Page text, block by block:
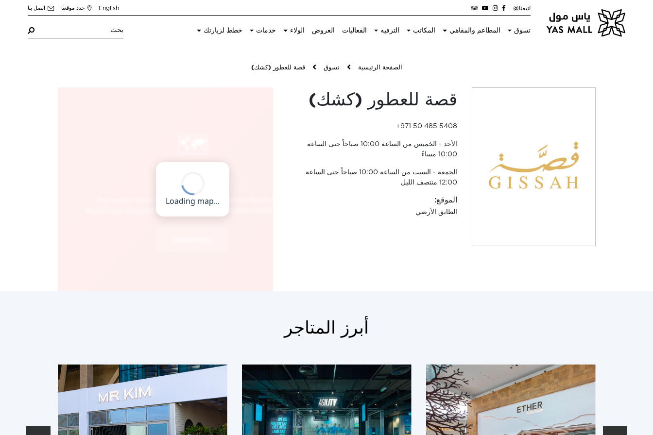
اتبعنا@ English حدد موقعنا اتصل بنا
تسوق المطاعم والمقاهي المكاتب الترفيه الفعاليات العروض الولاء خدمات خطط لزيارتك
الصفحة الرئيسية تسوق قصة للعطور (كشك)
قصة للعطور (كشك)
+971 50 485 5408
الأحد - الخميس من الساعة 10:00 صباحاً حتى الساعة
10:00 مساءً
الجمعة - السبت من الساعة 10:00 صباحاً حتى الساعة
12:00 منتصف الليل
الموقع:
الطابق الأرضي
أبرز المتاجر